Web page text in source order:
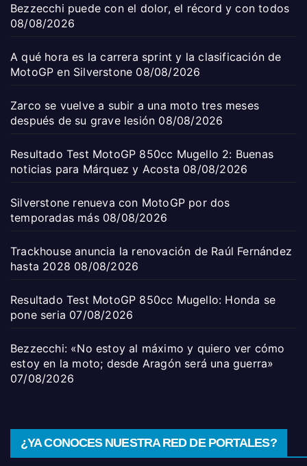
Bezzecchi puede con el dolor, el récord y con todos
08/08/2026
A qué hora es la carrera sprint y la clasificación de
MotoGP en Silverstone 08/08/2026
Zarco se vuelve a subir a una moto tres meses
después de su grave lesión 08/08/2026
Resultado Test MotoGP 850cc Mugello 2: Buenas
noticias para Márquez y Acosta 08/08/2026
Silverstone renueva con MotoGP por dos
temporadas más 08/08/2026
Trackhouse anuncia la renovación de Raúl Fernández
hasta 2028 08/08/2026
Resultado Test MotoGP 850cc Mugello: Honda se
pone seria 07/08/2026
Bezzecchi: «No estoy al máximo y quiero ver cómo
estoy en la moto; desde Aragón será una guerra»
07/08/2026
¿YA CONOCES NUESTRA RED DE PORTALES?